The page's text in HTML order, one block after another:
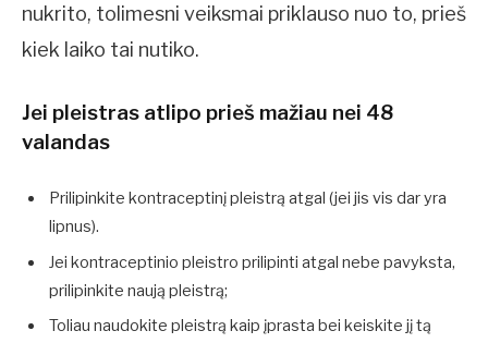
nukrito, tolimesni veiksmai priklauso nuo to, prieš
kiek laiko tai nutiko.
Jei pleistras atlipo prieš mažiau nei 48
valandas
Prilipinkite kontraceptinį pleistrą atgal (jei jis vis dar yra
lipnus).
Jei kontraceptinio pleistro prilipinti atgal nebe pavyksta,
prilipinkite naują pleistrą;
Toliau naudokite pleistrą kaip įprasta bei keiskite jį tą